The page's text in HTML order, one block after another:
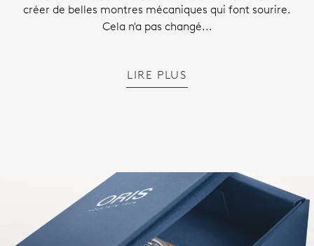
créer de belles montres mécaniques qui font sourire.
Cela n'a pas changé...
LIRE PLUS